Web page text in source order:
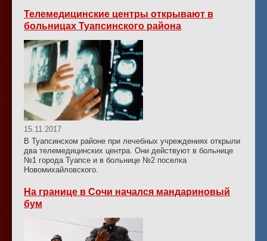
Телемедицинские центры открывают в
больницах Туапсинского района
15.11.2017
В Туапсинском районе при лечебных учреждениях открыли
два телемедицинских центра. Они действуют в больнице
№1 города Туапсе и в больнице №2 поселка
Новомихайловского.
На границе в Сочи начался мандариновый
бум